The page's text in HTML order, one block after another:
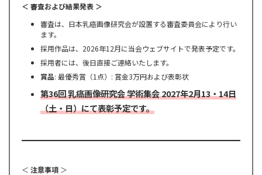
＜ 審査および結果発表 ＞
審査は、日本乳癌画像研究会が設置する審査委員会により行い
ます。
採用作品は、2026年12月に当会ウェブサイトで発表予定です。
採用者には、後日直接ご連絡いたします。
賞品: 最優秀賞（1点）: 賞金3万円および表彰状
第36回 乳癌画像研究会 学術集会 2027年2月13・14日
（土・日）にて表彰予定です。
＜ 注意事項 ＞